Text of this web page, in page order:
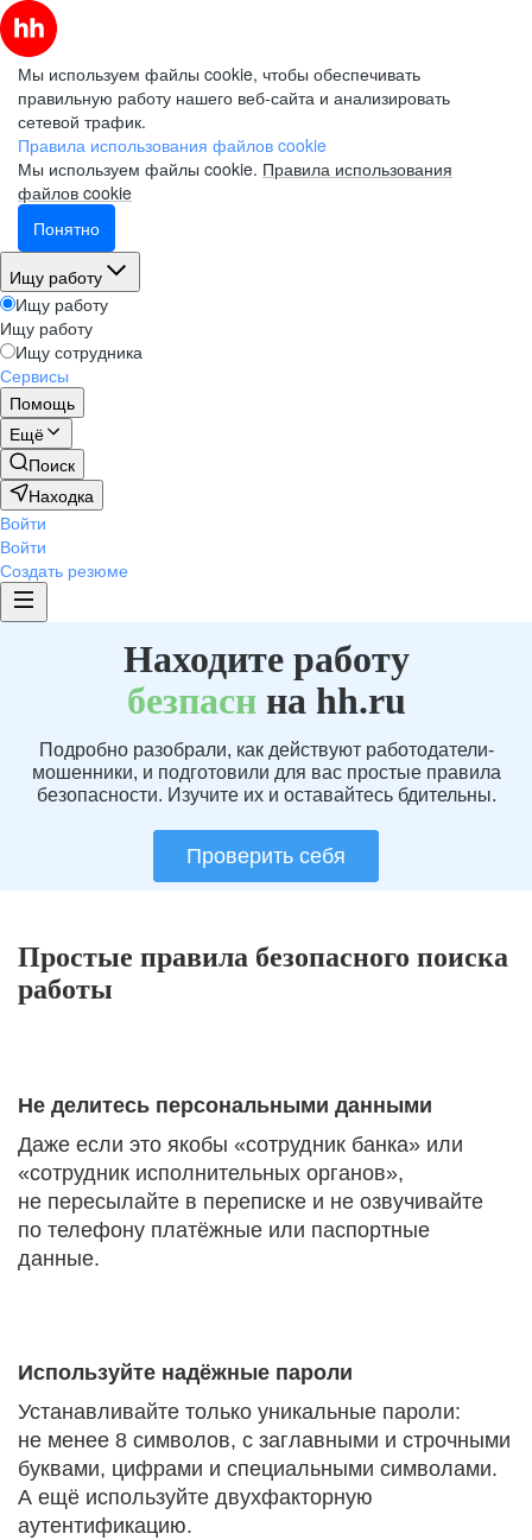
Мы используем файлы cookie, чтобы обеспечивать
правильную работу нашего веб-сайта и анализировать
сетевой трафик.
Правила использования файлов cookie
Мы используем файлы cookie. Правила использования
файлов cookie
Понятно
Ищу работу
Ищу работу
Ищу работу
Ищу сотрудника
Сервисы
Помощь
Ещё
Поиск
Находка
Войти
Войти
Создать резюме
Находите работу
безпаснна hh.ru
Подробно разобрали, как действуют работодатели-
мошенники, и подготовили для вас простые правила
безопасности. Изучите их и оставайтесь бдительны.
Проверить себя
Простые правила безопасного поиска
работы
Не делитесь персональными данными
Даже если это якобы «сотрудник банка» или
«сотрудник исполнительных органов»,
не пересылайте в переписке и не озвучивайте
по телефону платёжные или паспортные
данные.
Используйте надёжные пароли
Устанавливайте только уникальные пароли:
не менее 8 символов, с заглавными и строчными
буквами, цифрами и специальными символами.
А ещё используйте двухфакторную
аутентификацию.